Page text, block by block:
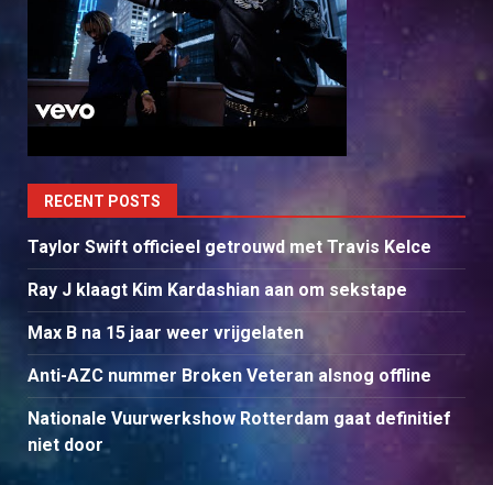
RECENT POSTS
Taylor Swift officieel getrouwd met Travis Kelce
Ray J klaagt Kim Kardashian aan om sekstape
Max B na 15 jaar weer vrijgelaten
Anti-AZC nummer Broken Veteran alsnog offline
Nationale Vuurwerkshow Rotterdam gaat definitief
niet door